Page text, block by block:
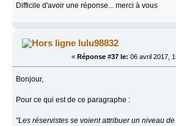
Difficile d'avoir une réponse... merci à vous
lulu98832
« Réponse #37 le: 06 avril 2017,
Bonjour,
Pour ce qui est de ce paragraphe :
"Les réservistes se voient attribuer un niveau